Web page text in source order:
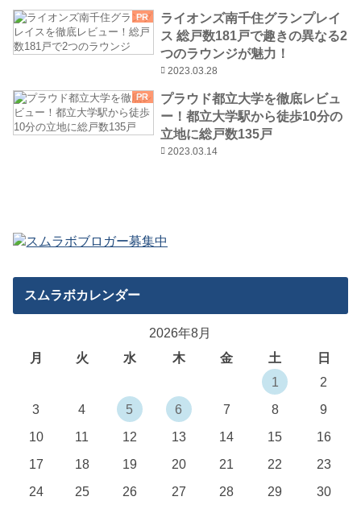
PR
ライオンズ南千住グランプレイ
ス 総戸数181戸で趣きの異なる2
つのラウンジが魅力！
2023.03.28
PR
プラウド都立大学を徹底レビュ
ー！都立大学駅から徒歩10分の
立地に総戸数135戸
2023.03.14
スムラボカレンダー
2026年8月
月
火 水 木 金 土
日
1
2
3
4 5 6 7 8
9
10
11 12 13 14 15
16
17
18 19 20 21 22
23
24
25 26 27 28 29
30